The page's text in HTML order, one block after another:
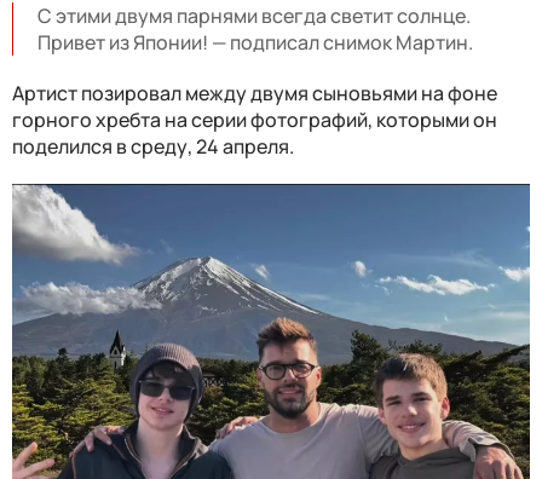
С этими двумя парнями всегда светит солнце.
Привет из Японии! — подписал снимок Мартин.
Артист позировал между двумя сыновьями на фоне
горного хребта на серии фотографий, которыми он
поделился в среду, 24 апреля.